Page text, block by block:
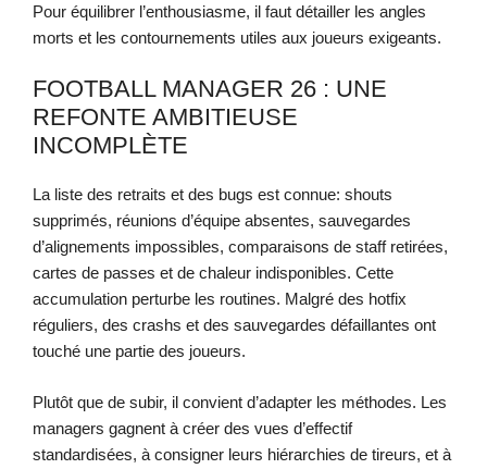
Pour équilibrer l’enthousiasme, il faut détailler les angles
morts et les contournements utiles aux joueurs exigeants.
FOOTBALL MANAGER 26 : UNE
REFONTE AMBITIEUSE
INCOMPLÈTE
La liste des retraits et des bugs est connue: shouts
supprimés, réunions d’équipe absentes, sauvegardes
d’alignements impossibles, comparaisons de staff retirées,
cartes de passes et de chaleur indisponibles. Cette
accumulation perturbe les routines. Malgré des hotfix
réguliers, des crashs et des sauvegardes défaillantes ont
touché une partie des joueurs.
Plutôt que de subir, il convient d’adapter les méthodes. Les
managers gagnent à créer des vues d’effectif
standardisées, à consigner leurs hiérarchies de tireurs, et à